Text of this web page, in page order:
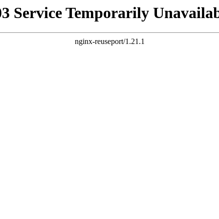
Service Temporarily
nginx-reuseport/1.21.1